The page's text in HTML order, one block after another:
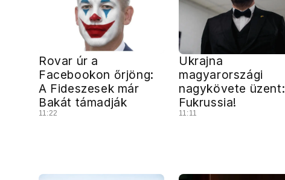
Rovar úr a
Facebookon őrjöng:
A Fideszesek már
Bakát támadják
11:22
Ukrajna
magyarországi
nagykövete üzent:
Fukrussia!
11:11